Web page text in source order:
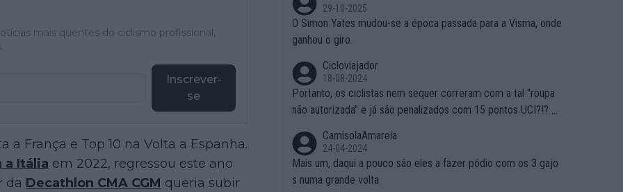
mais quentes do ciclismo profissional,
Inscrever-
se
a França e Top 10 na Volta a Espanha.
a Itália em 2022, regressou este ano
da Decathlon CMA CGM queria subir
pado? 29-10-2025
O Simon Yates mudou-se a época passada para a Visma, onde
ganhou o giro.
Cicloviajador
18-08-2024
Portanto, os ciclistas nem sequer correram com a tal "roupa
não autorizada" e já são penalizados com 15 pontos UCI?!? S
entende... Mas penalizar os atletas retirando-lhes pontos??? Is
to é roubar na secretaria o que os atletas conquistam na estra
da!
CamisolaAmarela
24-04-2024
Mais um, daqui a pouco são eles a fazer pódio com os 3 gajo
s numa grande volta